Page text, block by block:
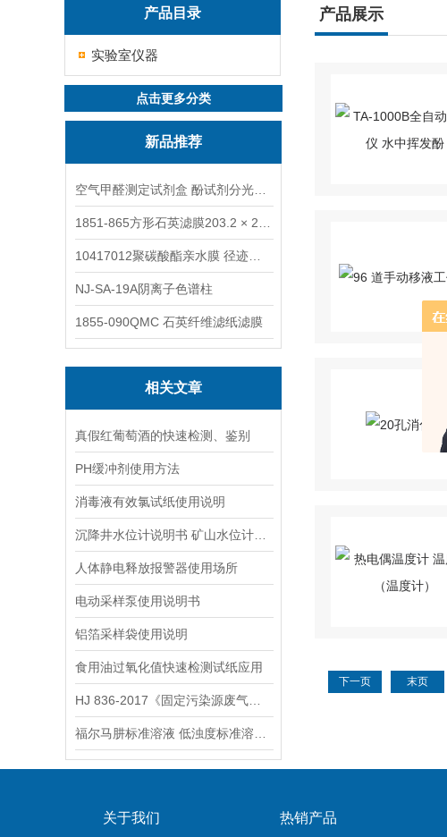
产品目录
实验室仪器
点击更多分类
新品推荐
NJ-SA-19A阴离子色谱柱
1855-090QMC 石英纤维滤纸滤膜
相关文章
真假红葡萄酒的快速检测、鉴别
PH缓冲剂使用方法
消毒液有效氯试纸使用说明
人体静电释放报警器使用场所
电动采样泵使用说明书
铝箔采样袋使用说明
食用油过氧化值快速检测试纸应用
产品展示
下一页 末页
关于我们 热销产品